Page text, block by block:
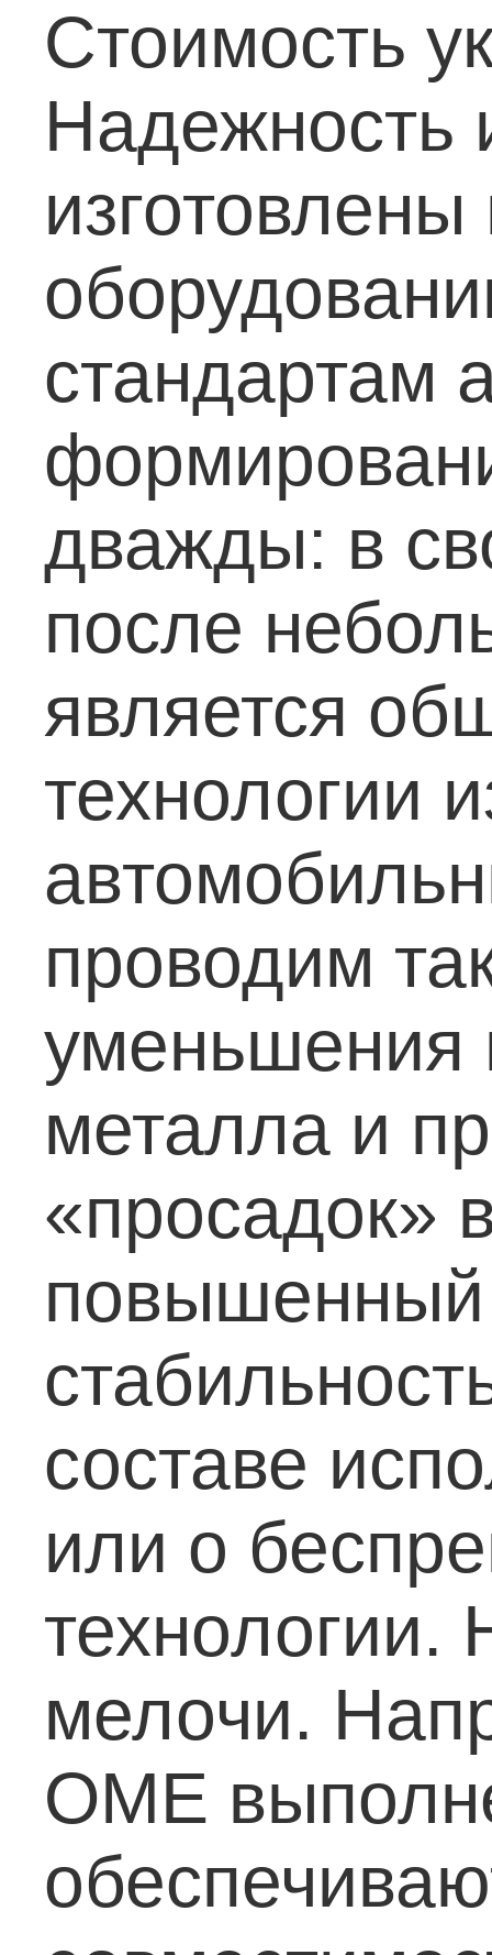
Стоимость
Надежность
стандартам
дважды: в
после
является
технологии
проводим
уменьшения
металла и
«просадок»
составе
или о
технологии.
мелочи.
OME